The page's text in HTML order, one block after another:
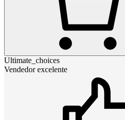
Ultimate_choices
Vendedor excelente